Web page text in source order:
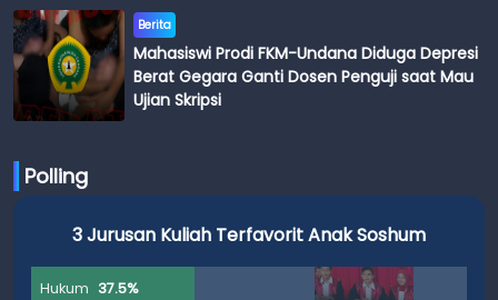
Berita
Mahasiswi Prodi FKM-Undana Diduga Depresi
Berat Gegara Ganti Dosen Penguji saat Mau
Ujian Skripsi
Polling
3 Jurusan Kuliah Terfavorit Anak Soshum
Hukum 37.5%